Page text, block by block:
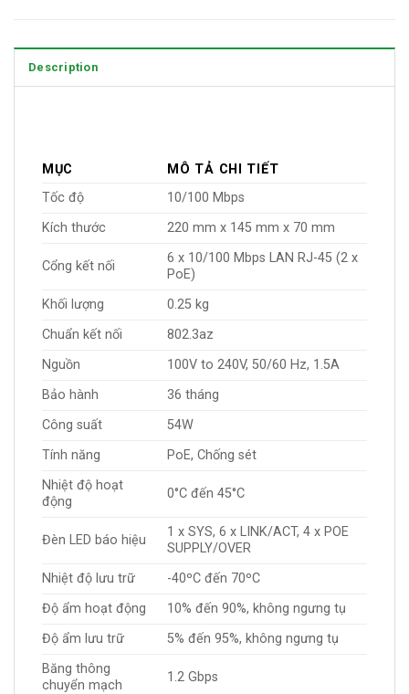
Description
MỤC
MÔ TẢ CHI TIẾT
Tốc độ
10/100 Mbps
Kích thước
220 mm x 145 mm x 70 mm
Cổng kết nối
6 x 10/100 Mbps LAN RJ-45 (2 x
PoE)
Khối lượng
0.25 kg
Chuẩn kết nối
802.3az
Nguồn
100V to 240V, 50/60 Hz, 1.5A
Bảo hành
36 tháng
Công suất
54W
Tính năng
PoE, Chống sét
Nhiệt độ hoạt
động
0°C đến 45°C
Đèn LED báo hiệu
1 x SYS, 6 x LINK/ACT, 4 x POE
SUPPLY/OVER
Nhiệt độ lưu trữ
-40ºC đến 70ºC
Độ ẩm hoạt động
10% đến 90%, không ngưng tụ
Độ ẩm lưu trữ
5% đến 95%, không ngưng tụ
Băng thông
chuyển mạch
1.2 Gbps